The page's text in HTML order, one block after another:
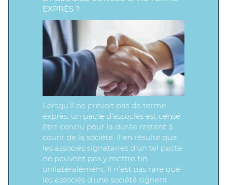
EXPRÈS ?
Lorsqu’il ne prévoit pas de terme
exprès, un pacte d’associés est censé
être conclu pour la durée restant à
courir de la société. Il en résulte que
les associés signataires d’un tel pacte
ne peuvent pas y mettre fin
unilatéralement. Il n’est pas rare que
les associés d’une société signent